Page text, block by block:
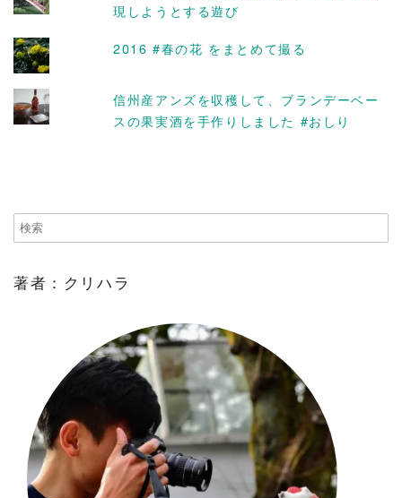
現しようとする遊び
2016 #春の花 をまとめて撮る
信州産アンズを収穫して、ブランデーベー
スの果実酒を手作りしました #おしり
著者：クリハラ